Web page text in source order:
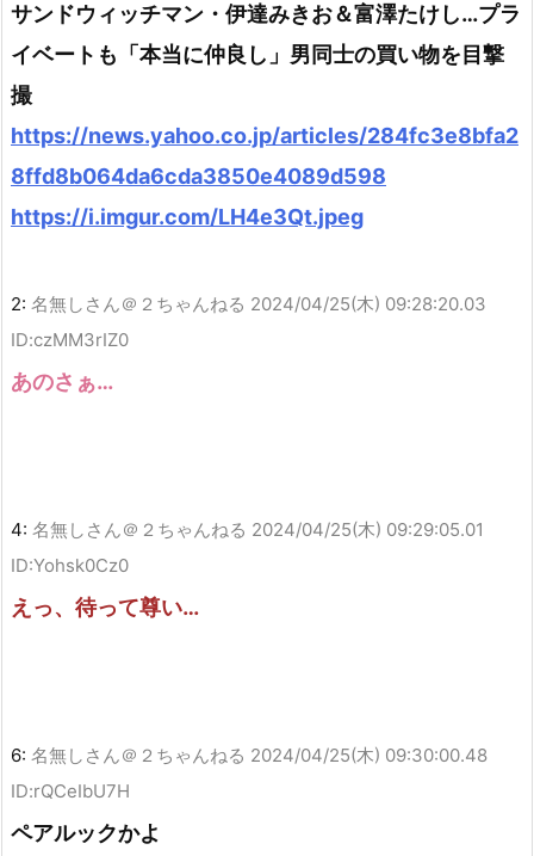
サンドウィッチマン・伊達みきお＆富澤たけし…プラ
イベートも「本当に仲良し」男同士の買い物を目撃
撮
https://news.yahoo.co.jp/articles/284fc3e8bfa2
8ffd8b064da6cda3850e4089d598
https://i.imgur.com/LH4e3Qt.jpeg
2: 名無しさん＠２ちゃんねる 2024/04/25(木) 09:28:20.03
ID:czMM3rIZ0
あのさぁ…
4: 名無しさん＠２ちゃんねる 2024/04/25(木) 09:29:05.01
ID:Yohsk0Cz0
えっ、待って尊い…
6: 名無しさん＠２ちゃんねる 2024/04/25(木) 09:30:00.48
ID:rQCeIbU7H
ペアルックかよ